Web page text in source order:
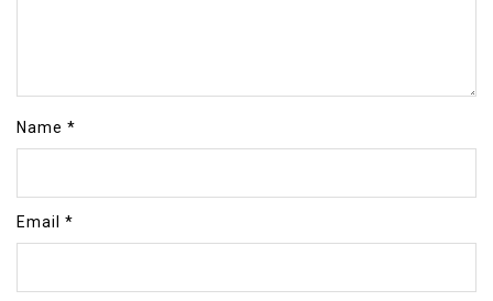
Name *
Email *